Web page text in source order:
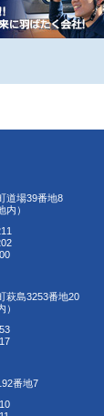
道場39番地8
内）
萩島3253番地20
）
番地7